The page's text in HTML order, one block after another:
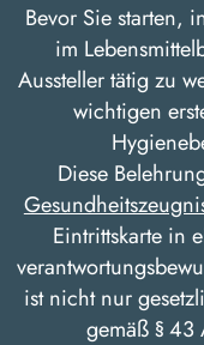
Bevor Sie starten,
im
Aussteller tätig zu
wichtigen
Diese
Eintrittskarte in
ist nicht nur
gemäß § 43